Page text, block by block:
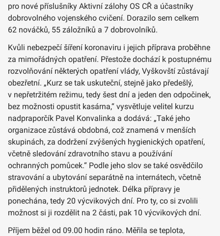
pro nové příslušníky Aktivní zálohy OS CŘ a účastníky
dobrovolného vojenského cvičení. Dorazilo sem celkem
62 nováčků, 55 záložníků a 7 dobrovolníků.
Kvůli nebezpečí šíření koronaviru i jejich příprava proběhne
za mimořádných opatření. Přestože dochází k postupnému
rozvolňování některých opatření vlády, Vyškovští zůstávají
obezřetní. „Kurz se tak uskuteční, stejně jako předešlý,
v nepřetržitém režimu, tedy šest dní a jeden den odpočinek,
bez možnosti opustit kasárna,“ vysvětluje velitel kurzu
nadpraporčík Pavel Konvalinka a dodává: „Také jeho
organizace zůstává obdobná, což znamená v menších
skupinách, za dodržení zvýšených hygienických opatření,
včetně sledování zdravotního stavu a používání
ochranných pomůcek.“ Podle jeho slov se také osvědčilo
stravování a ubytování separátně na internátech, včetně
přidělených instruktorů jednotek. Délka přípravy je
ponechána, tedy 20 výcvikových dní. Pro ty, co si zvolili
možnost si ji rozdělit na 2 části, pak 10 výcvikových dní.
Příjem běžel od 09.00 hodin ráno. Měřila se teplota,